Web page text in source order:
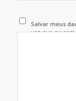
Salvar meus
vez que eu